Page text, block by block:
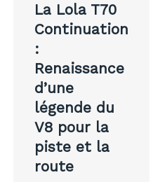
La Lola T70
Continuation
:
Renaissance
d’une
légende du
V8 pour la
piste et la
route